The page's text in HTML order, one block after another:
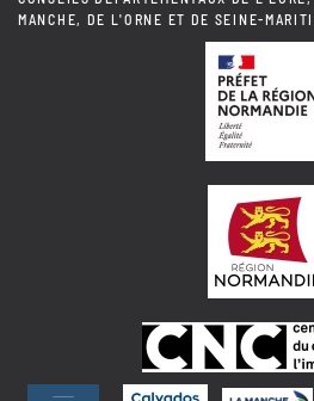
MANCHE, DE L'ORNE ET DE SEINE-